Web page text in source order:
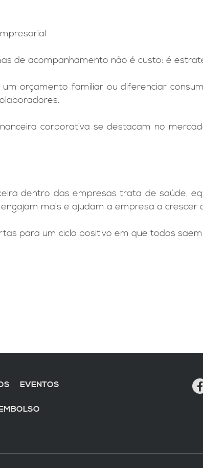
de acompanhamento não é custo: é
orçamento familiar ou diferenciar
corporativa se destacam no
dentro das empresas trata de saúde,
mais e ajudam a empresa a crescer
para um ciclo positivo em que todos
EVENTOS